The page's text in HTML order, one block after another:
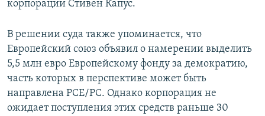
корпорации Стивен Капус.
В решении суда также упоминается, что
Европейский союз объявил о намерении выделить
5,5 млн евро Европейскому фонду за демократию,
часть которых в перспективе может быть
направлена РСЕ/РС. Однако корпорация не
ожидает поступления этих средств раньше 30